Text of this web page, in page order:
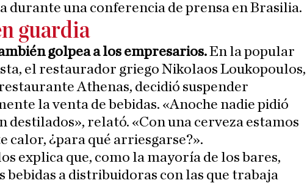
durante una conferencia de prensa en Brasilia.
guardia
golpea a los empresarios.En la popular
el restaurador griego Nikolaos Loukopoulos,
Athenas, decidió suspender
la venta de bebidas. «Anoche nadie pidió
destilados», relató. «Con una cerveza estamos
calor, ¿para qué arriesgarse?».
explica que, como la mayoría de los bares,
bebidas a distribuidoras con las que trabaja